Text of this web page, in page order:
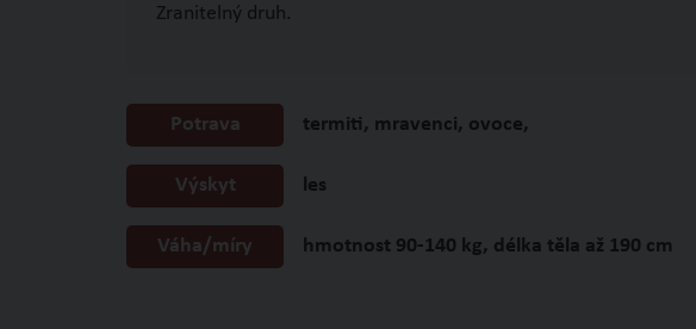
Zranitelný druh.
Potrava termiti, mravenci, ovoce,
Výskyt les
Váha/míry hmotnost 90-140 kg, délka těla až 190 cm